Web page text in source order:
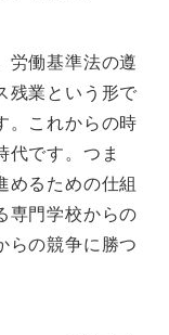
労働基準法の遵
残業という形で
。これからの時
代です。つま
めるための仕組
専門学校からの
らの競争に勝つ